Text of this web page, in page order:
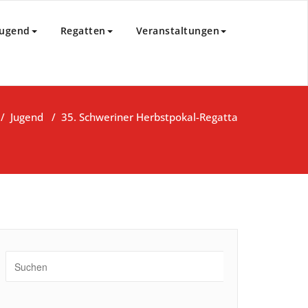
e.V.Regatten Veranstaltungen
/ Jugend / 35. Schweriner Herbstpokal-Regatta